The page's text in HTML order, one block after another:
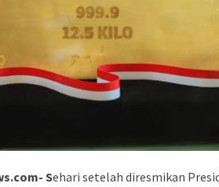
Sehari setelah diresmikan